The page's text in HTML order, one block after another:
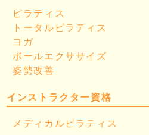
ピラティス
トータルピラティス
ヨガ
ボールエクササイズ
姿勢改善
インストラクター資格
メディカルピラティス